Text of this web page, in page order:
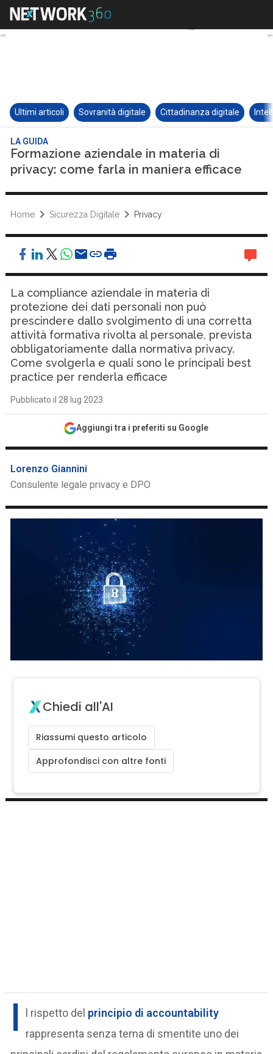
Ultimi articoli Sovranità digitale Cittadinanza digitale
LA GUIDA
Formazione aziendale in materia di
privacy: come farla in maniera efficace
Home Sicurezza Digitale Privacy
La compliance aziendale in materia di
protezione dei dati personali non può
prescindere dallo svolgimento di una corretta
attività formativa rivolta al personale, prevista
obbligatoriamente dalla normativa privacy.
Come svolgerla e quali sono le principali best
practice per renderla efficace
Pubblicato il 28 lug 2023
Aggiungi tra i preferiti su Google
Lorenzo Giannini
Consulente legale privacy e DPO
Chiedi all'AI
Riassumi questo articolo
Approfondisci con altre fonti
I l rispetto del principio di accountability
rappresenta senza tema di smentite uno dei